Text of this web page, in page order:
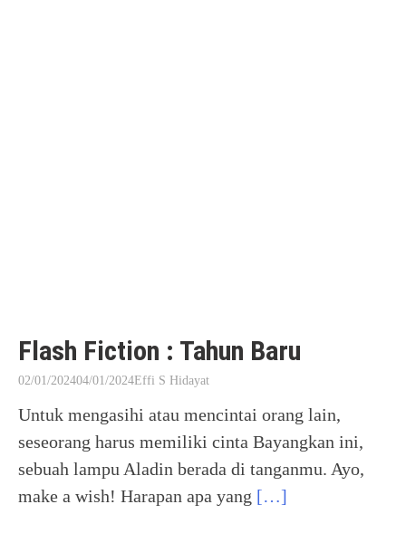
Flash Fiction : Tahun Baru
02/01/202404/01/2024Effi S Hidayat
Untuk mengasihi atau mencintai orang lain,
seseorang harus memiliki cinta Bayangkan ini,
sebuah lampu Aladin berada di tanganmu. Ayo,
make a wish! Harapan apa yang […]